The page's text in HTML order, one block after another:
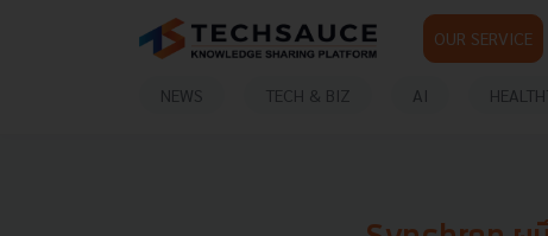
OUR SERVICE
NEWS TECH & BIZ AI